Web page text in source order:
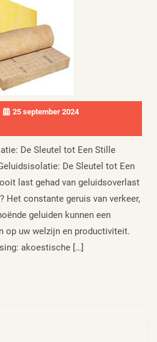
25 september 2024
De Sleutel tot Een Stille
De Sleutel tot Een
last gehad van geluidsoverlast
Het constante geruis van verkeer,
geluiden kunnen een
op uw welzijn en productiviteit.
akoestische […]